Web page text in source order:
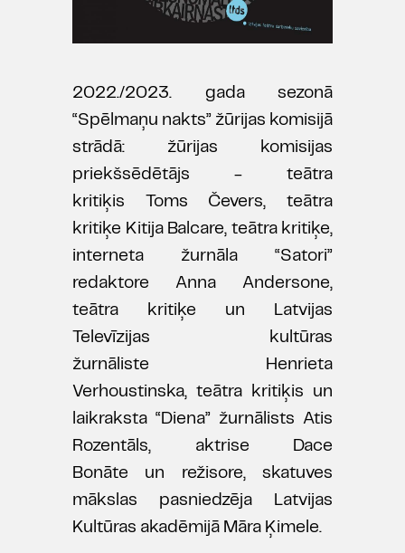
2022./2023. gada sezonā
“Spēlmaņu nakts” žūrijas komisijā
strādā: žūrijas komisijas
priekšsēdētājs - teātra
kritiķis Toms Čevers, teātra
kritiķe Kitija Balcare, teātra kritiķe,
interneta žurnāla “Satori”
redaktore Anna Andersone,
teātra kritiķe un Latvijas
Televīzijas kultūras
žurnāliste Henrieta
Verhoustinska, teātra kritiķis un
laikraksta “Diena” žurnālists Atis
Rozentāls, aktrise Dace
Bonāte un režisore, skatuves
mākslas pasniedzēja Latvijas
Kultūras akadēmijā Māra Ķimele.